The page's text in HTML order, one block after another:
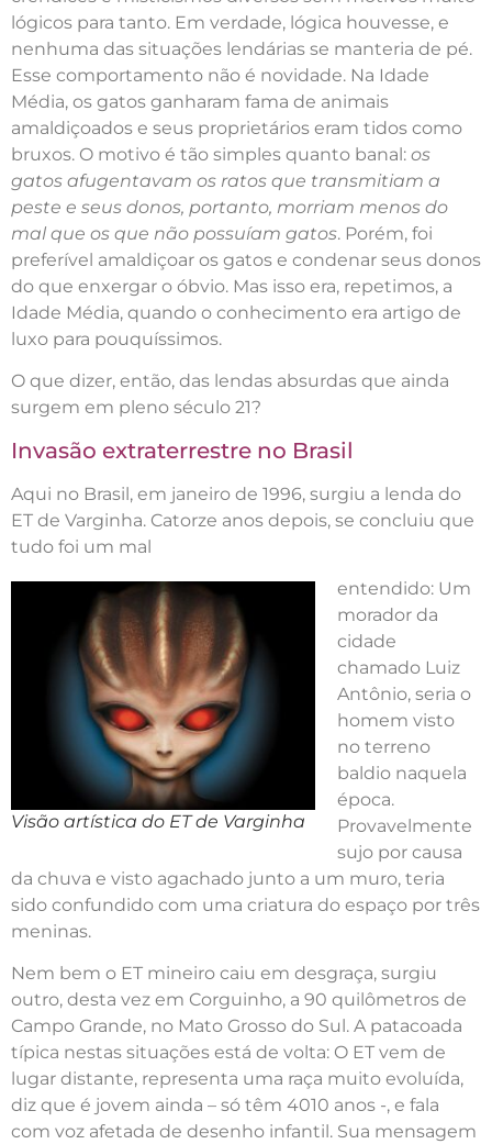
lógicos para tanto. Em verdade, lógica houvesse, e
nenhuma das situações lendárias se manteria de pé.
Esse comportamento não é novidade. Na Idade
Média, os gatos ganharam fama de animais
amaldiçoados e seus proprietários eram tidos como
bruxos. O motivo é tão simples quanto banal: os
gatos afugentavam os ratos que transmitiam a
peste e seus donos, portanto, morriam menos do
mal que os que não possuíam gatos. Porém, foi
preferível amaldiçoar os gatos e condenar seus donos
do que enxergar o óbvio. Mas isso era, repetimos, a
Idade Média, quando o conhecimento era artigo de
luxo para pouquíssimos.
O que dizer, então, das lendas absurdas que ainda
surgem em pleno século 21?
Invasão extraterrestre no Brasil
Aqui no Brasil, em janeiro de 1996, surgiu a lenda do
ET de Varginha. Catorze anos depois, se concluiu que
tudo foi um mal
Visão artística do ET de Varginha
entendido: Um
morador da
cidade
chamado Luiz
Antônio, seria o
homem visto
no terreno
baldio naquela
época.
Provavelmente
sujo por causa
da chuva e visto agachado junto a um muro, teria
sido confundido com uma criatura do espaço por três
meninas.
Nem bem o ET mineiro caiu em desgraça, surgiu
outro, desta vez em Corguinho, a 90 quilômetros de
Campo Grande, no Mato Grosso do Sul. A patacoada
típica nestas situações está de volta: O ET vem de
lugar distante, representa uma raça muito evoluída,
diz que é jovem ainda – só têm 4010 anos -, e fala
com voz afetada de desenho infantil. Sua mensagem